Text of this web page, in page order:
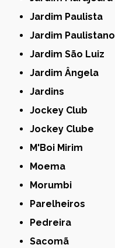
Jardim Paulista
Jardim Paulistano
Jardim São Luiz
Jardim Ângela
Jardins
Jockey Club
Jockey Clube
M'Boi Mirim
Moema
Morumbi
Parelheiros
Pedreira
Sacomã